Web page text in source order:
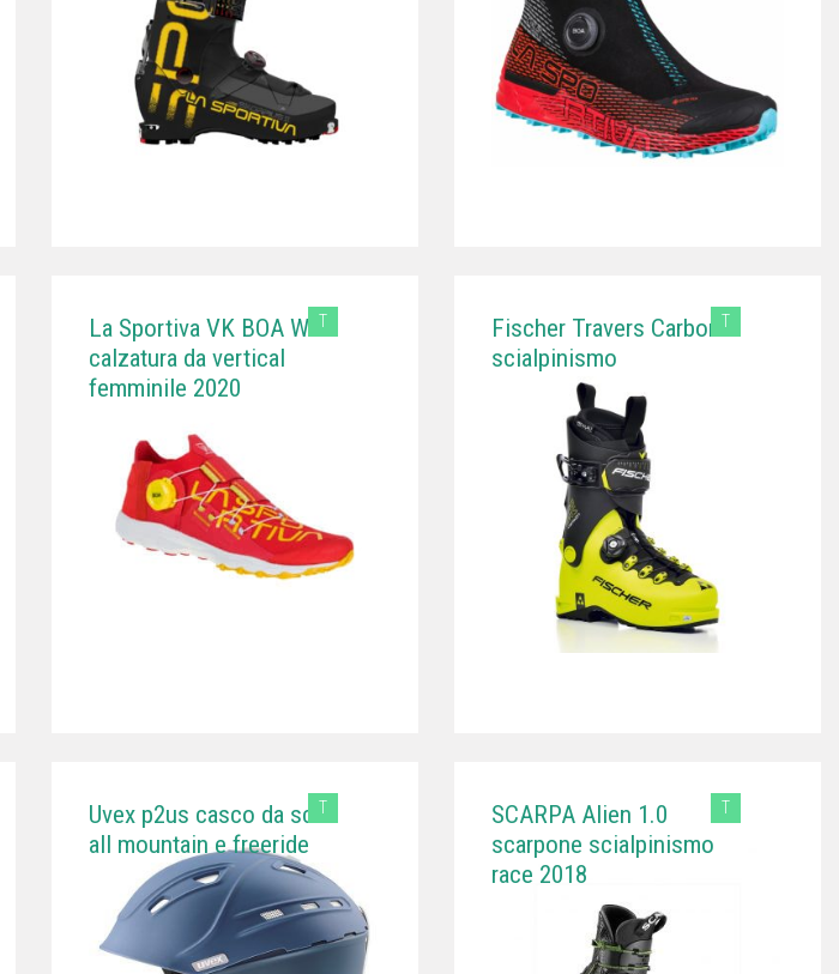
T
La Sportiva VK BOA W
calzatura da vertical
femminile 2020
T
Fischer Travers Carbon
scialpinismo
T
Uvex p2us casco da sci
all mountain e freeride
T
SCARPA Alien 1.0
scarpone scialpinismo
race 2018